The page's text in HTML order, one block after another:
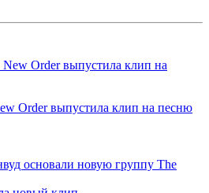
Order выпустила клип на песню
основали новую группу The